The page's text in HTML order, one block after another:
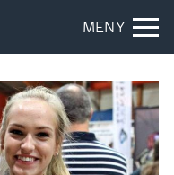
MENY